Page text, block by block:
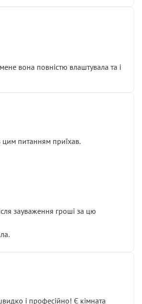
вона повністю влаштувала та і
цим питанням приїхав.
зауваження гроші за цю
і професійно! Є кімната